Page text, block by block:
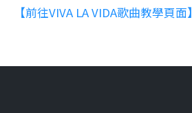
【前往VIVA LA VIDA歌曲教學頁面】